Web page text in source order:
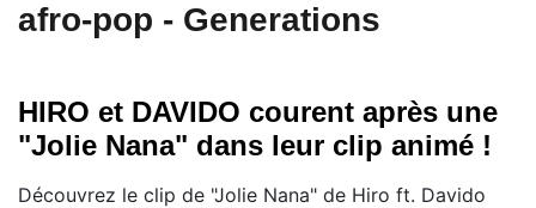
afro-pop - Generations
HIRO et DAVIDO courent après une
"Jolie Nana" dans leur clip animé !
Découvrez le clip de "Jolie Nana" de Hiro ft. Davido